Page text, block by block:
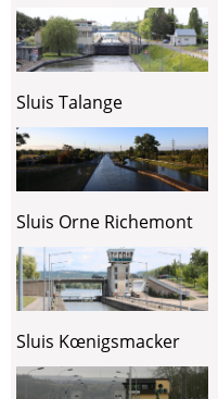
Sluis Talange
Sluis Orne Richemont
Sluis Kœnigsmacker